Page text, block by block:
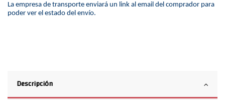
La empresa de transporte enviará un link al email del comprador para
poder ver el estado del envío.
Descripción